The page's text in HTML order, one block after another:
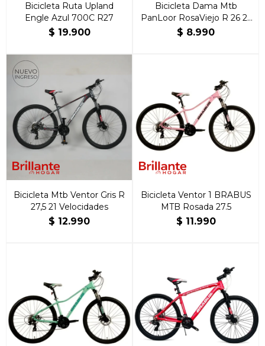
Bicicleta Ruta Upland
Engle Azul 700C R27
$ 19.900
Bicicleta Dama Mtb
PanLoor RosaViejo R 26 21
Velocidades
$ 8.990
Bicicleta Mtb Ventor Gris R
27,5 21 Velocidades
$ 12.990
Bicicleta Ventor 1 BRABUS
MTB Rosada 27.5
$ 11.990